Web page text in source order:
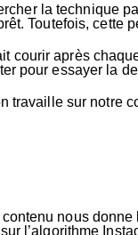
la technique
Toutefois, cette
courir après
pour essayer la
travaille sur notre
nous
l’algorithme